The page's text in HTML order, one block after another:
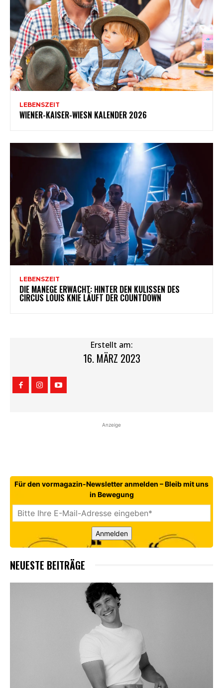
LEBENSZEIT
WIENER-KAISER-WIESN KALENDER 2026
LEBENSZEIT
DIE MANEGE ERWACHT: HINTER DEN KULISSEN DES
CIRCUS LOUIS KNIE LÄUFT DER COUNTDOWN
Erstellt am:
16. MÄRZ 2023
Anzeige
Für den vormagazin-Newsletter anmelden – Bleib mit uns
in Bewegung
Anmelden
NEUESTE BEITRÄGE